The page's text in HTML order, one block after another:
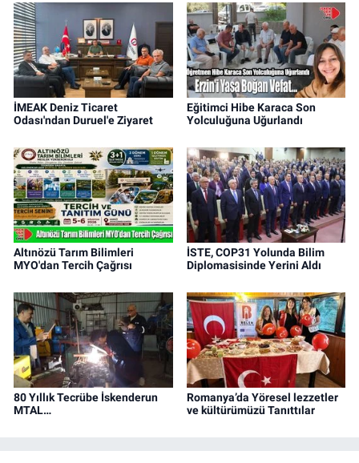
İMEAK Deniz Ticaret
Odası'ndan Duruel'e Ziyaret
Eğitimci Hibe Karaca Son
Yolculuğuna Uğurlandı
Altınözü Tarım Bilimleri
MYO'dan Tercih Çağrısı
İSTE, COP31 Yolunda Bilim
Diplomasisinde Yerini Aldı
80 Yıllık Tecrübe İskenderun
MTAL…
Romanya’da Yöresel lezzetler
ve kültürümüzü Tanıttılar